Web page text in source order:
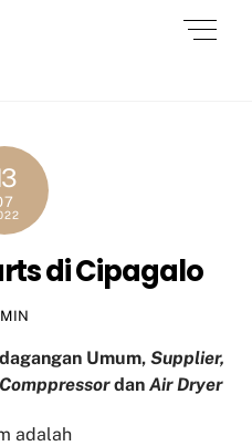
di Cipagalo
Umum, Supplier,
dan Air Dryer
adalah